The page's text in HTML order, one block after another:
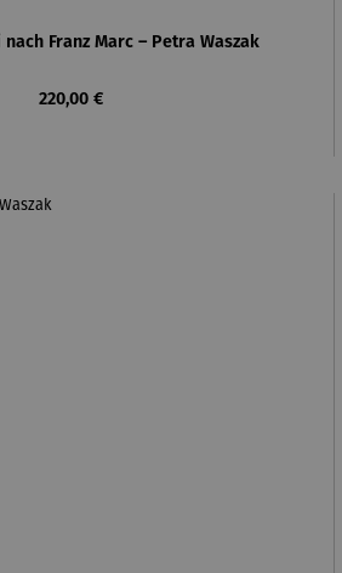
Franz Marc – Petra Waszak
Regulärer Preis:
220,00 €